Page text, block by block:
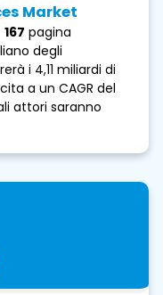
Market
167 pagina
degli
i 4,11 miliardi di
a un CAGR del
attori saranno